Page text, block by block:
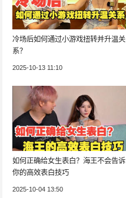
冷场后如何通过小游戏扭转并升温关
系？
2025-10-13 11:10
如何正确给女生表白？海王不会告诉
你的高效表白技巧
2025-10-04 13:50